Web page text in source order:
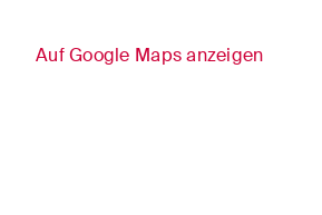
Auf Google Maps anzeigen